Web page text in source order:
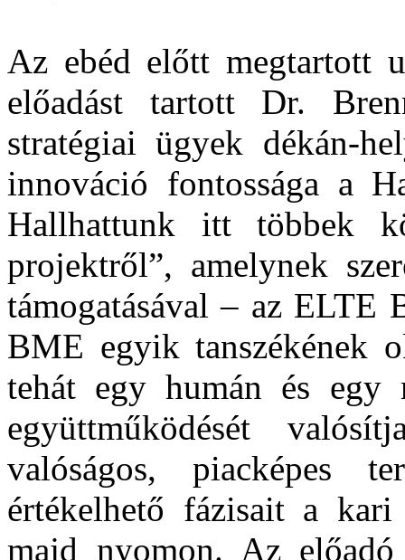
Az ebéd előtt megtartott
előadást tartott Dr.
stratégiai ügyek dékán-
innováció fontossága a
Hallhattunk itt többek
projektről”, amelynek
támogatásával – az ELTE
BME egyik tanszékének
tehát egy humán és egy
együttműködését
valóságos, piacképes
értékelhető fázisait a
majd nyomon. Az